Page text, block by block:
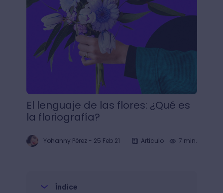
El lenguaje de las flores: ¿Qué es
la floriografía?
Yohanny Pérez- 25 Feb 21 Articulo 7 min.
Índice